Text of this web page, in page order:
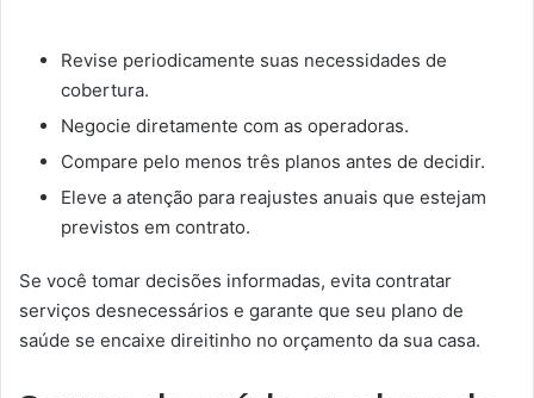
Revise periodicamente suas necessidades de
cobertura.
Negocie diretamente com as operadoras.
Compare pelo menos três planos antes de decidir.
Eleve a atenção para reajustes anuais que estejam
previstos em contrato.
Se você tomar decisões informadas, evita contratar
serviços desnecessários e garante que seu plano de
saúde se encaixe direitinho no orçamento da sua casa.